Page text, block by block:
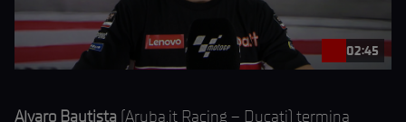
02:45
Alvaro Bautista (Aruba.it Racing – Ducati) termina